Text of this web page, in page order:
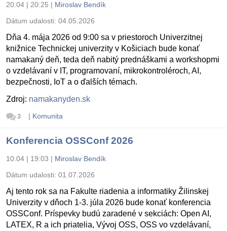
20.04 | 20:25 | Miroslav Bendík
Dátum udalosti: 04.05.2026
Dňa 4. mája 2026 od 9:00 sa v priestoroch Univerzitnej
knižnice Technickej univerzity v Košiciach bude konať
namakaný deň, teda deň nabitý prednáškami a workshopmi
o vzdelávaní v IT, programovaní, mikrokontroléroch, AI,
bezpečnosti, IoT a o ďalších témach.
Zdroj: namakanyden.sk
3 | Komunita
Konferencia OSSConf 2026
10.04 | 19:03 | Miroslav Bendík
Dátum udalosti: 01.07.2026
Aj tento rok sa na Fakulte riadenia a informatiky Žilinskej
Univerzity v dňoch 1-3. júla 2026 bude konať konferencia
OSSConf. Príspevky budú zaradené v sekciách: Open AI,
LATEX, R a ich priatelia, Vývoj OSS, OSS vo vzdelávaní,